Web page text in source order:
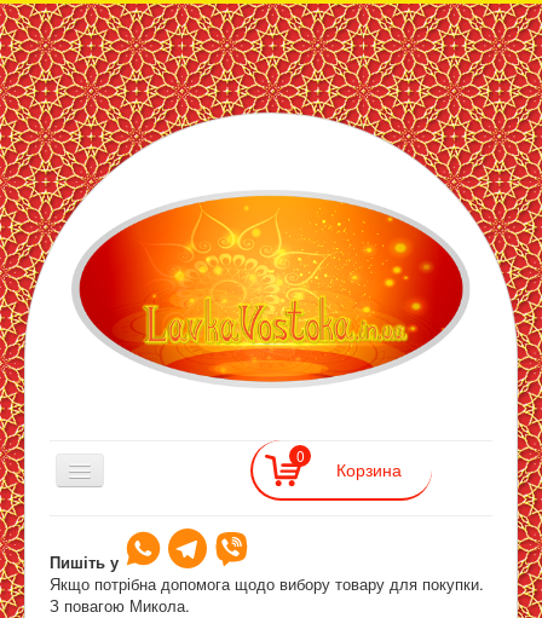
ЛавкаВостока
— інтернет
магазин
східних
товарів
0
Східна Лавка >> Книги вікової мудрості
Вищий Cмак
Пишіть у
Якщо потрібна допомога щодо вибору товару для покупки.
З повагою Микола.